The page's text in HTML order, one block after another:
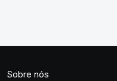
Sobre nós